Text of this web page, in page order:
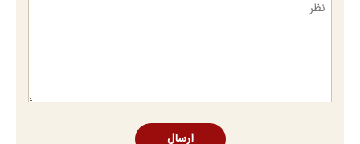
ارسال